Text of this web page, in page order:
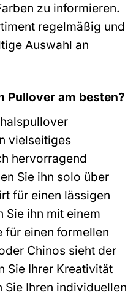
zu informieren.
regelmäßig und
Auswahl an
Pullover am besten?
vielseitiges
hervorragend
Sie ihn solo über
für einen lässigen
ihn mit einem
für einen formellen
Chinos sieht der
Sie Ihrer Kreativität
Ihren individuellen